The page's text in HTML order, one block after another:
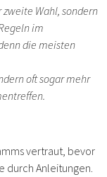
Wahl, sondern
im
die meisten
oft sogar mehr
vertraut, bevor
durch Anleitungen.